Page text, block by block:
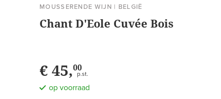
MOUSSERENDE WIJN | BELGIË
Chant D'Eole Cuvée Bois
€ 45,00
p.st.
op voorraad